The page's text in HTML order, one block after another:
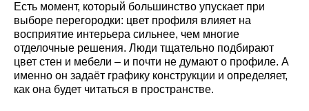
Есть момент, который большинство упускает при
выборе перегородки: цвет профиля влияет на
восприятие интерьера сильнее, чем многие
отделочные решения. Люди тщательно подбирают
цвет стен и мебели – и почти не думают о профиле. А
именно он задаёт графику конструкции и определяет,
как она будет читаться в пространстве.